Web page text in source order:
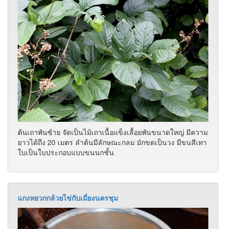
เถาพันซ้าย
ต้นเถาพันซ้าย จัดเป็นไม้เถาเนื้อแข็งเลื้อยพันขนาดใหญ่ มีความ
ใบเป็นใบประกอบแบบขนนกชั้น
แกงหยวกกล้วยไข่กับเมี่ยงนครชุม